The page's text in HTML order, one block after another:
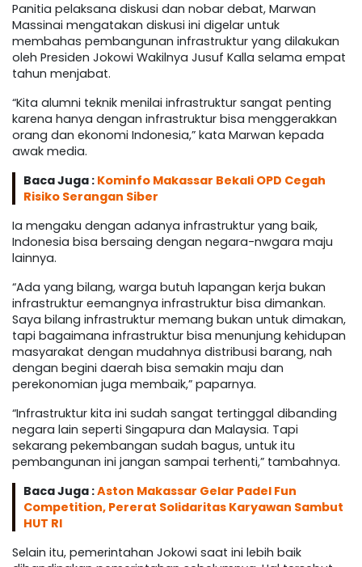
Panitia pelaksana diskusi dan nobar debat, Marwan
Massinai mengatakan diskusi ini digelar untuk
membahas pembangunan infrastruktur yang dilakukan
oleh Presiden Jokowi Wakilnya Jusuf Kalla selama empat
tahun menjabat.
“Kita alumni teknik menilai infrastruktur sangat penting
karena hanya dengan infrastruktur bisa menggerakkan
orang dan ekonomi Indonesia,” kata Marwan kepada
awak media.
Baca Juga : Kominfo Makassar Bekali OPD Cegah
Risiko Serangan Siber
Ia mengaku dengan adanya infrastruktur yang baik,
Indonesia bisa bersaing dengan negara-nwgara maju
lainnya.
“Ada yang bilang, warga butuh lapangan kerja bukan
infrastruktur eemangnya infrastruktur bisa dimankan.
Saya bilang infrastruktur memang bukan untuk dimakan,
tapi bagaimana infrastruktur bisa menunjung kehidupan
masyarakat dengan mudahnya distribusi barang, nah
dengan begini daerah bisa semakin maju dan
perekonomian juga membaik,” paparnya.
“Infrastruktur kita ini sudah sangat tertinggal dibanding
negara lain seperti Singapura dan Malaysia. Tapi
sekarang pekembangan sudah bagus, untuk itu
pembangunan ini jangan sampai terhenti,” tambahnya.
Baca Juga :Aston Makassar Gelar Padel Fun
Competition, Pererat Solidaritas Karyawan Sambut
HUT RI
Selain itu, pemerintahan Jokowi saat ini lebih baik